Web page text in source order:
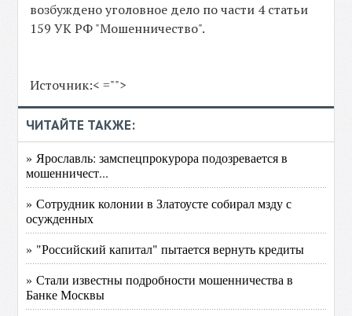
возбуждено уголовное дело по части 4 статьи
159 УК РФ "Мошенничество".
Источник:< ="">
ЧИТАЙТЕ ТАКЖЕ:
» Ярославль: замспецпрокурора подозревается в
мошенничест...
» Сотрудник колонии в Златоусте собирал мзду с
осужденных
» "Российский капитал" пытается вернуть кредиты
» Стали известны подробности мошенничества в
Банке Москвы